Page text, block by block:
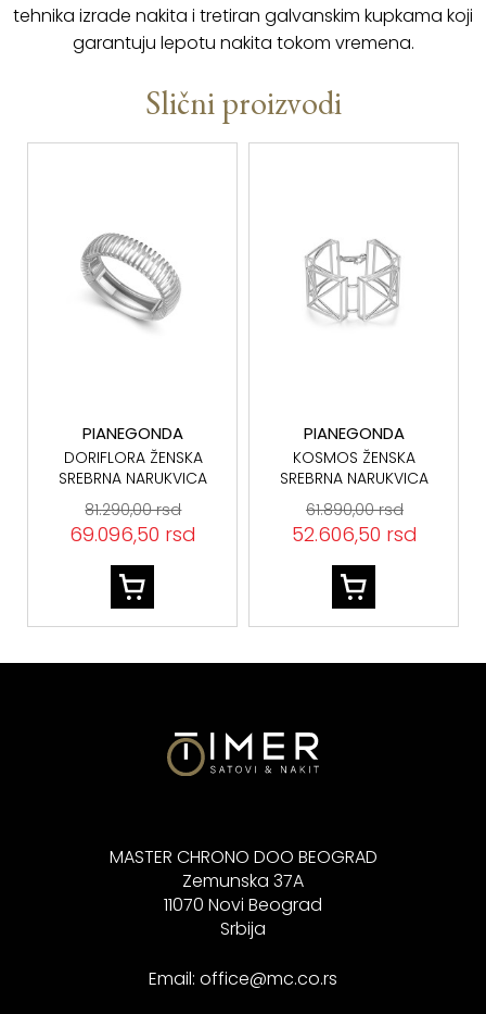
tehnika izrade nakita i tretiran galvanskim kupkama koji
garantuju lepotu nakita tokom vremena.
Slični proizvodi
PIANEGONDA
DORIFLORA ŽENSKA
SREBRNA NARUKVICA
81.290,00 rsd
69.096,50 rsd
PIANEGONDA
KOSMOS ŽENSKA
SREBRNA NARUKVICA
61.890,00 rsd
52.606,50 rsd
MASTER CHRONO DOO BEOGRAD
Zemunska 37A
11070 Novi Beograd
Srbija
Email: office@mc.co.rs